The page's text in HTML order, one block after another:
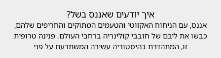
איך יודעים שאננס בשל?
אננס, עם הניחוח האקזוטי והטעמים המתוקים והחריפים שלהם,
כבשו את ליבם של חובבי קולינריה ברחבי העולם. פנינה טרופית
זו, המתהדרת בהיסטוריה עשירה המשתרעת על פני